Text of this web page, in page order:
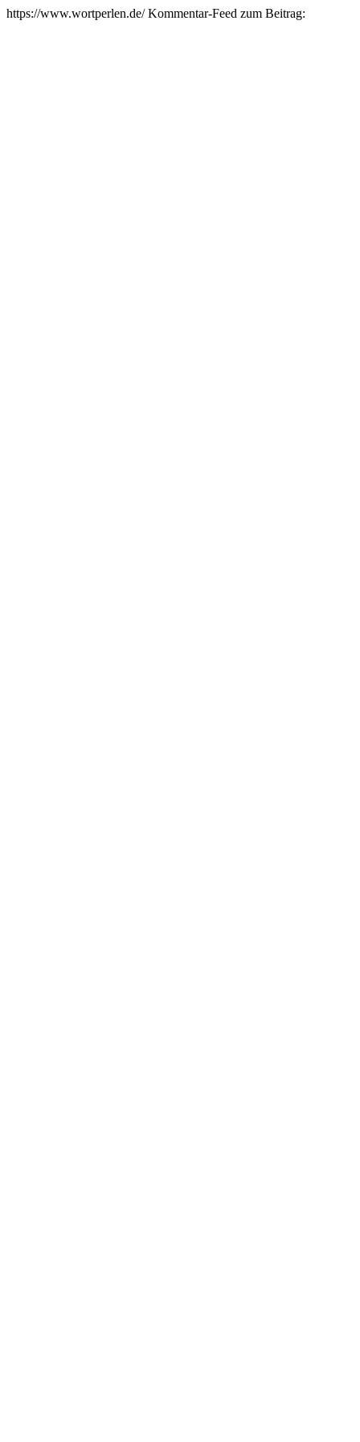
https://www.wortperlen.de/Kommentar-Feed zum Beitrag: